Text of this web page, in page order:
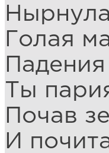
Голая
Ты
Почав
И